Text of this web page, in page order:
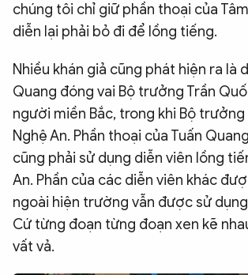
chúng tôi chỉ giữ phần thoại của
diễn lại phải bỏ đi để lồng tiếng.
Nhiều khán giả cũng phát hiện ra là
Quang đóng vai Bộ trưởng Trần
người miền Bắc, trong khi Bộ
Nghệ An. Phần thoại của Tuấn
cũng phải sử dụng diễn viên lồng
An. Phần của các diễn viên khác
ngoài hiện trường vẫn được sử
Cứ từng đoạn từng đoạn xen kẽ
vất vả.